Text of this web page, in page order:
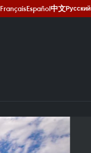
FrançaisEspañol中文Русский